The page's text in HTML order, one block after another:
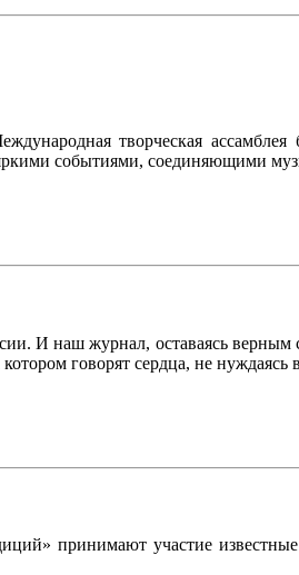
творческая ассамблея
событиями, соединяющими
И наш журнал, оставаясь
говорят сердца, не нуждаясь
принимают участие